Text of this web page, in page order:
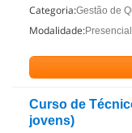
Categoria:Gestão de
Modalidade:Presencial
Curso de
jovens)